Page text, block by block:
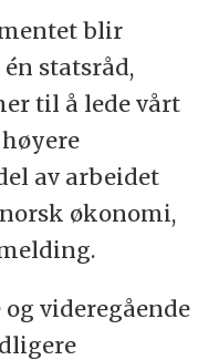
og
og energiminister
blir
statsråd,
til å lede vårt
av arbeidet
økonomi,
videregående